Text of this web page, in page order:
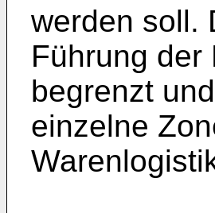
werden soll.
Führung der
begrenzt
einzelne